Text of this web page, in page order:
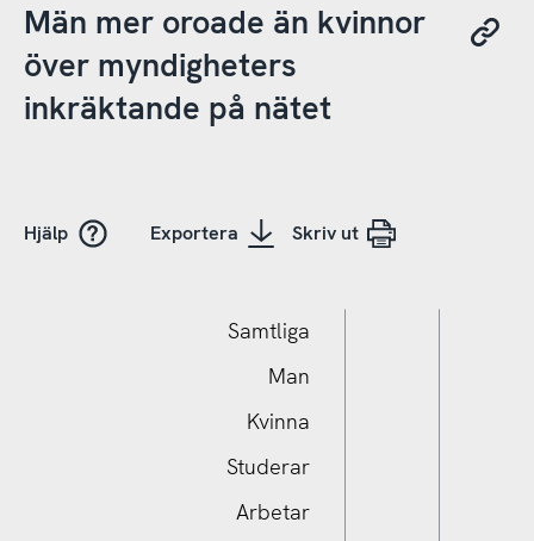
Män mer oroade än kvinnor
över myndigheters
inkräktande på nätet
Hjälp Exportera Skriv ut
Arbetar
Studerar
Kvinna
Man
Samtliga